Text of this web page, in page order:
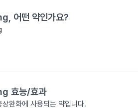
, 어떤 약인가요?
효능/효과
완화에 사용되는 약입니다.